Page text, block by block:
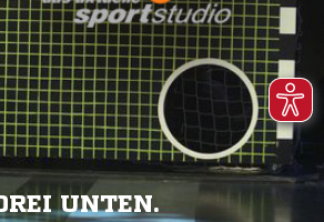
UNTEN.